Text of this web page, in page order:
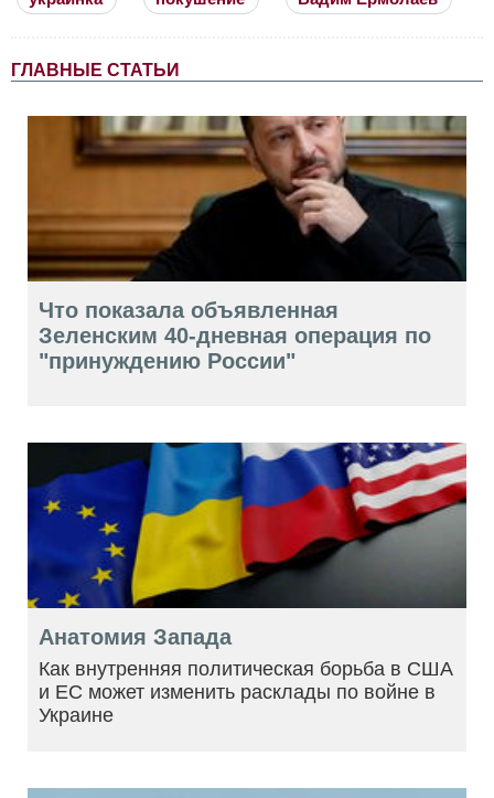
ГЛАВНЫЕ СТАТЬИ
Что показала объявленная
Зеленским 40-дневная операция по
"принуждению России"
Анатомия Запада
Как внутренняя политическая борьба в США
и ЕС может изменить расклады по войне в
Украине